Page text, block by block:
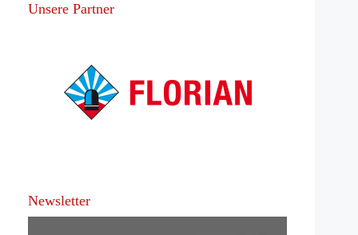
Unsere Partner
Newsletter